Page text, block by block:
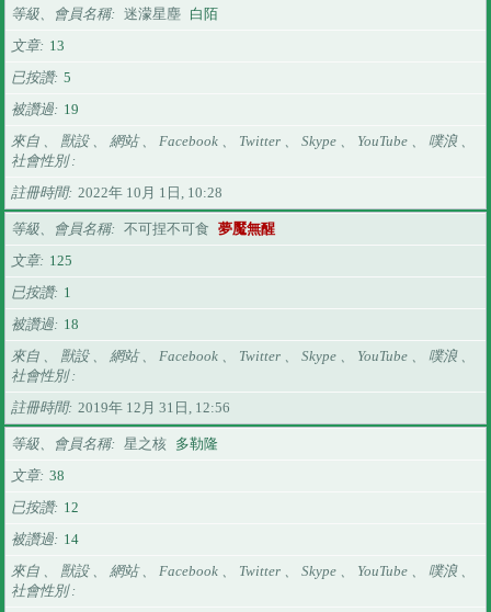
等級、會員名稱 迷濛星塵 白陌
文章
13
已按讚 5
被讚過
19
來自 、 獸設 、 網站 、 Facebook 、 Twitter 、 Skype 、 YouTube 、 噗浪 、
社會性別
註冊時間
2022年 10月 1日, 10:28
等級、會員名稱 不可捏不可食 夢魘無醒
文章
125
已按讚
1
被讚過
18
來自 、 獸設 、 網站 、 Facebook 、 Twitter 、 Skype 、 YouTube 、 噗浪 、
社會性別
註冊時間
2019年 12月 31日, 12:56
等級、會員名稱 星之核 多勒隆
文章 38
已按讚
12
被讚過
14
來自 、 獸設 、 網站 、 Facebook 、 Twitter 、 Skype 、 YouTube 、 噗浪 、
社會性別